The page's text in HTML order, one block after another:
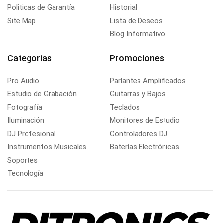
Politicas de Garantía
Site Map
Historial
Lista de Deseos
Blog Informativo
Categorias
Pro Audio
Estudio de Grabación
Fotografía
Iluminación
DJ Profesional
Instrumentos Musicales
Soportes
Tecnología
Promociones
Parlantes Amplificados
Guitarras y Bajos
Teclados
Monitores de Estudio
Controladores DJ
Baterías Electrónicas